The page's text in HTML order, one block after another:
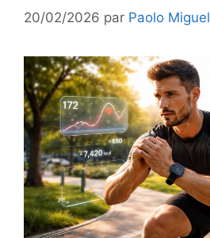
20/02/2026 par Paolo Miguel